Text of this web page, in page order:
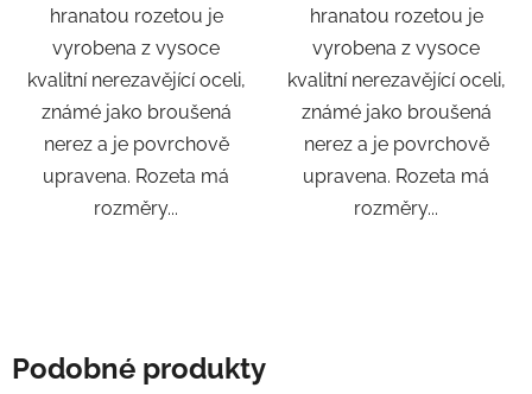
hranatou rozetou je
vyrobena z vysoce
kvalitní nerezavějící oceli,
známé jako broušená
nerez a je povrchově
upravena. Rozeta má
rozměry...
hranatou rozetou je
vyrobena z vysoce
kvalitní nerezavějící oceli,
známé jako broušená
nerez a je povrchově
upravena. Rozeta má
rozměry...
Podobné produkty